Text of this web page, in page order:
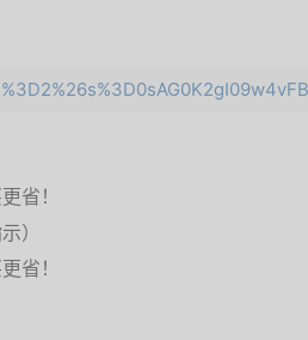
省！
）
省！